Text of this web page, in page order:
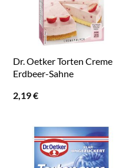
Dr. Oetker Torten Creme
Erdbeer-Sahne
2,19€